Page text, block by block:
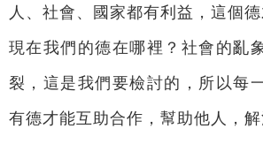
人、社會、國家都有利益，這個德
現在我們的德在哪裡？社會的亂
裂，這是我們要檢討的，所以每
有德才能互助合作，幫助他人，解